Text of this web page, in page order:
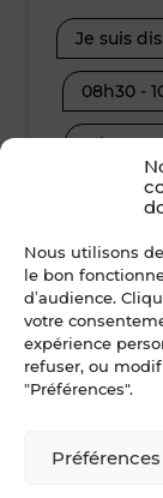
Nous utilisons
le bon
d’audience.
votre
expérience
refuser, ou
"Préférences".
Préférences
Je suis
08h30 -
12h00 -
15h30 -
Nom *
Prénom *